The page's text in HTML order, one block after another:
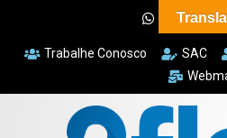
Trabalhe Conosco SAC